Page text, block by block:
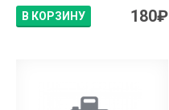
В КОРЗИНУ 180₽